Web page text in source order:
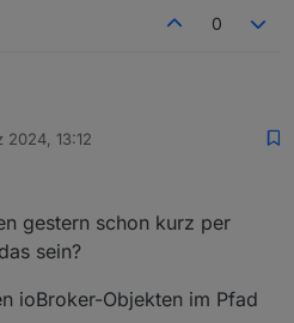
0
das ganze zu installieren,
Werte auch eingetragen.
Scripts gibt es auch
aus denen ich nicht schlau werde.
2024, 13:12
gestern schon kurz per
sein?
ioBroker-Objekten im Pfad